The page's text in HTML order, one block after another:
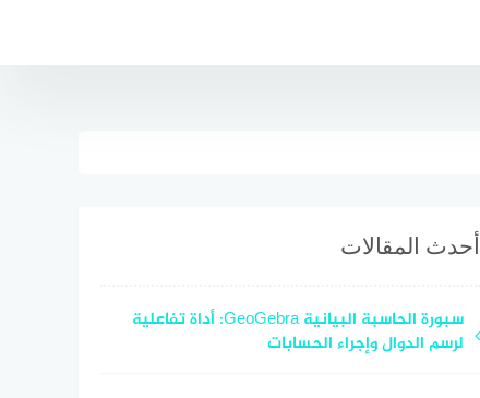
أحدث المقالات
سبورة الحاسبة البيانية GeoGebra: أداة تفاعلية
لرسم الدوال وإجراء الحسابات